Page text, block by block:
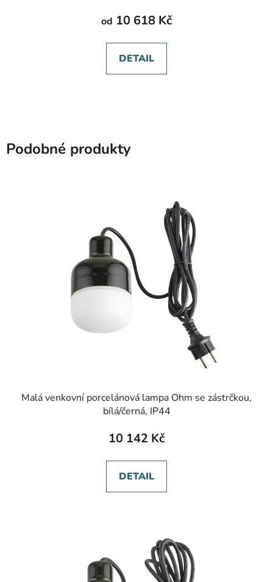
od 10 618 Kč
DETAIL
Podobné produkty
Malá venkovní porcelánová lampa Ohm se zástrčkou,
bílá/černá, IP44
10 142 Kč
DETAIL